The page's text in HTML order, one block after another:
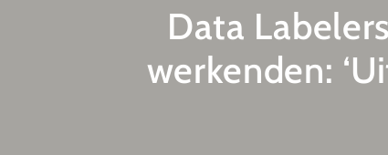
Data
werkenden: